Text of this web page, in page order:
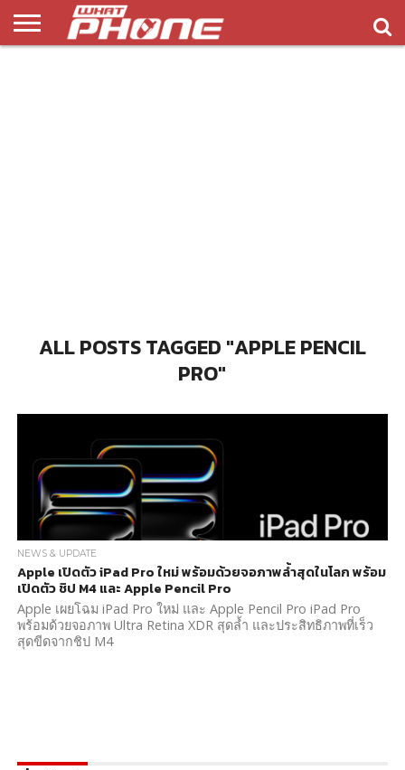
ALL POSTS TAGGED "APPLE PENCIL
PRO"
NEWS & UPDATE
Apple เปิดตัว iPad Pro ใหม่ พร้อมด้วยจอภาพล้ำสุดในโลก พร้อม
เปิดตัว ชิป M4 และ Apple Pencil Pro
Apple เผยโฉม iPad Pro ใหม่ และ Apple Pencil Pro iPad Pro
พร้อมด้วยจอภาพ Ultra Retina XDR สุดล้ำ และประสิทธิภาพที่เร็ว
สุดขีดจากชิป M4